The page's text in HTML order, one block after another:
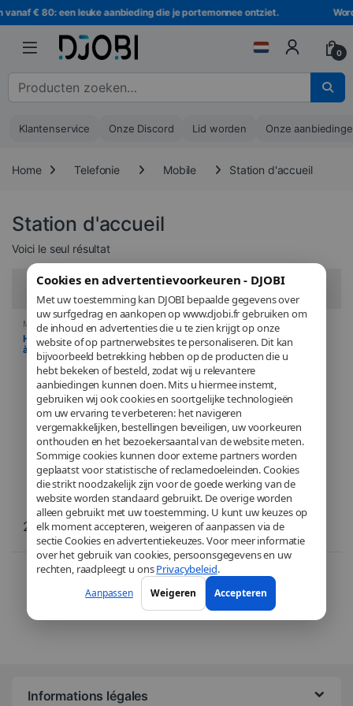
Cookies en advertentievoorkeuren - DJOBI
Met uw toestemming kan DJOBI bepaalde gegevens over
uw surfgedrag en aankopen op www.djobi.fr gebruiken om
de inhoud en advertenties die u te zien krijgt op onze
website of op partnerwebsites te personaliseren. Dit kan
bijvoorbeeld betrekking hebben op de producten die u
hebt bekeken of besteld, zodat wij u relevantere
aanbiedingen kunnen doen. Mits u hiermee instemt,
gebruiken wij ook cookies en soortgelijke technologieën
om uw ervaring te verbeteren: het navigeren
vergemakkelijken, bestellingen beveiligen, uw voorkeuren
onthouden en het bezoekersaantal van de website meten.
Sommige cookies kunnen door externe partners worden
geplaatst voor statistische of reclamedoeleinden. Cookies
die strikt noodzakelijk zijn voor de goede werking van de
website worden standaard gebruikt. De overige worden
alleen gebruikt met uw toestemming. U kunt uw keuzes op
elk moment accepteren, weigeren of aanpassen via de
sectie Cookies en advertentiekeuzes. Voor meer informatie
over het gebruik van cookies, persoonsgegevens en uw
rechten, raadpleegt u onsPrivacybeleid.
Aanpassen Weigeren Accepteren
Ga naar navigatie
Ga naar de inhoud
€ 80: een leuke aanbieding die je portemonnee ontziet.
0
Zoeken naar :
Klantenservice Onze Discord Lid worden Onze
Home Telefonie Mobile Station d'accueil
Station d'accueil
Voici le seul résultat
Mobile,Station d'accueil,
Telefonie
Hoco – Support pour chargeur
à induction magnétique – PH39
29,90€
Voici le seul résultat
Informations légales